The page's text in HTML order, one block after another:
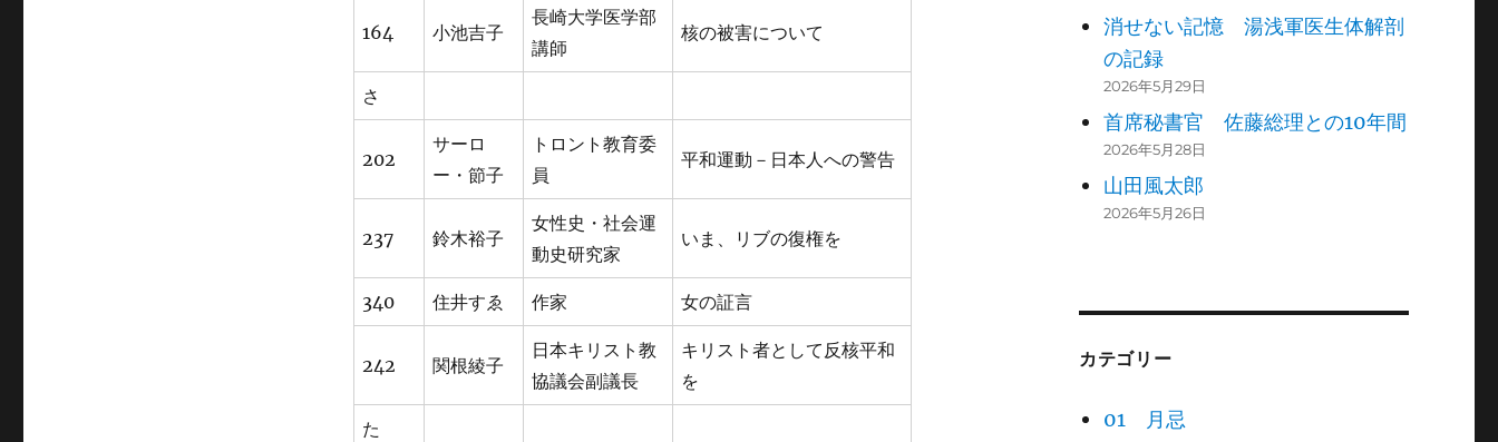
164 小池吉子
長崎大学医学部
講師
核の被害について
さ
202
サーロ
ー・節子
トロント教育委
員
平和運動－日本人への警告
237 鈴木裕子
女性史・社会運
動史研究家
いま、リブの復権を
340 住井すゑ 作家 女の証言
242 関根綾子
日本キリスト教
協議会副議長
キリスト者として反核平和
を
た
消せない記憶 湯浅軍医生体解剖
の記録
2026年5月29日
首席秘書官 佐藤総理との10年間
2026年5月28日
山田風太郎
2026年5月26日
カテゴリー
01 月忌